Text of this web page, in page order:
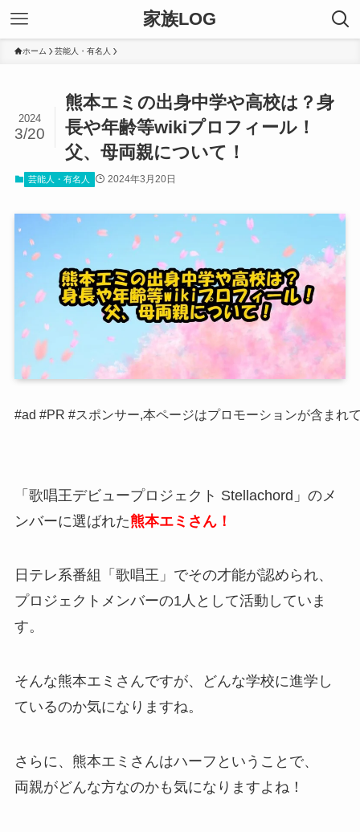
家族LOG
ホーム 芸能人・有名人
熊本エミの出身中学や高校は？身
長や年齢等wikiプロフィール！
父、母両親について！
2024
3/20
芸能人・有名人 2024年3月20日
#ad #PR #スポンサー,本ページはプロモーションが含まれ
「歌唱王デビュープロジェクト Stellachord」のメ
ンバーに選ばれた熊本エミさん！
日テレ系番組「歌唱王」でその才能が認められ、
プロジェクトメンバーの1人として活動していま
す。
そんな熊本エミさんですが、どんな学校に進学し
ているのか気になりますね。
さらに、熊本エミさんはハーフということで、
両親がどんな方なのかも気になりますよね！